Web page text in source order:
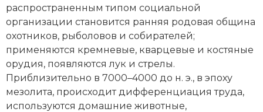
распространенным типом социальной
организации становится ранняя родовая община
охотников, рыболовов и собирателей;
применяются кремневые, кварцевые и костяные
орудия, появляются лук и стрелы.
Приблизительно в 7000–4000 до н. э., в эпоху
мезолита, происходит дифференциация труда,
используются домашние животные,